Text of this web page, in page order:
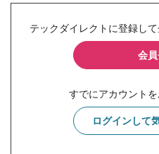
テックダイレクトに登録し
会
すでにアカウント
ログインして